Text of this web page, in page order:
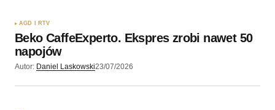
AGD I RTV
Beko CaffeExperto. Ekspres zrobi nawet 50
napojów
Autor: Daniel Laskowski23/07/2026